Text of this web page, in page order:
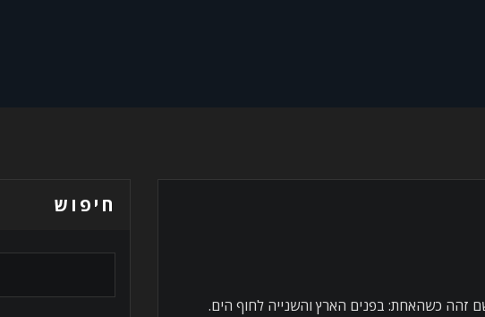
זהה כשהאחת: בפנים הארץ והשנייה לחוף הים.
חיפוש